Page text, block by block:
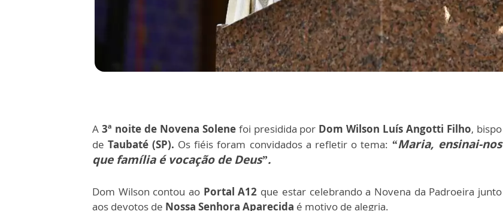
A 3ª noite de Novena Solenefoi presidida por Dom Wilson Luís Angotti Filho, bispo
deTaubaté (SP). Os fiéis foram convidados a refletir o tema: “Maria, ensinai-nos
que família é vocação de Deus”.
Dom Wilson contou ao Portal A12 que estar celebrando a Novena da Padroeira junto
aos devotos de Nossa Senhora Aparecida é motivo de alegria.